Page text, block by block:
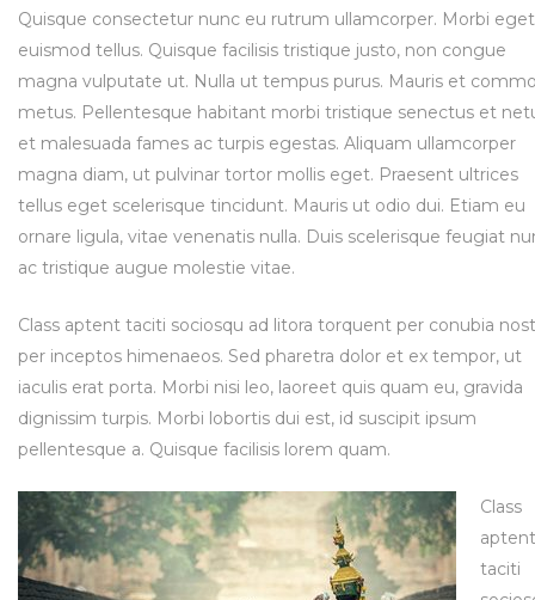
Quisque consectetur nunc eu rutrum ullamcorper. Morbi eget
euismod tellus. Quisque facilisis tristique justo, non congue
magna vulputate ut. Nulla ut tempus purus. Mauris et
metus. Pellentesque habitant morbi tristique senectus et
et malesuada fames ac turpis egestas. Aliquam ullamcorper
magna diam, ut pulvinar tortor mollis eget. Praesent ultrices
tellus eget scelerisque tincidunt. Mauris ut odio dui. Etiam eu
ornare ligula, vitae venenatis nulla. Duis scelerisque feugiat
ac tristique augue molestie vitae.
Class aptent taciti sociosqu ad litora torquent per conubia
per inceptos himenaeos. Sed pharetra dolor et ex tempor, ut
iaculis erat porta. Morbi nisi leo, laoreet quis quam eu, gravida
dignissim turpis. Morbi lobortis dui est, id suscipit ipsum
pellentesque a. Quisque facilisis lorem quam.
Class
aptent
taciti